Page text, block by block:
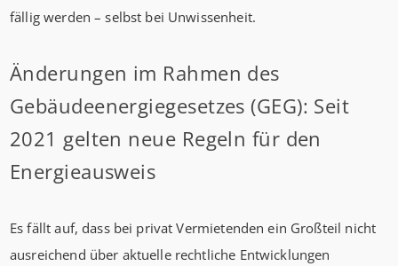
fällig werden – selbst bei Unwissenheit.
Änderungen im Rahmen des
Gebäudeenergiegesetzes (GEG): Seit
2021 gelten neue Regeln für den
Energieausweis
Es fällt auf, dass bei privat Vermietenden ein Großteil nicht
ausreichend über aktuelle rechtliche Entwicklungen